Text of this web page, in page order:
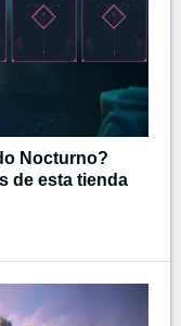
Nocturno?
de esta tienda